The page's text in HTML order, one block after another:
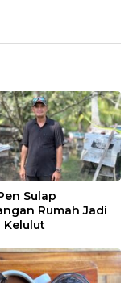
Sulap
Rumah Jadi
Kelulut